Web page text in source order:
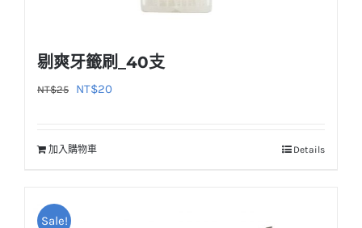
剔爽牙籤刷_40支
NT$25
原
格：
NT$20
加入購物車 Details
Sale!